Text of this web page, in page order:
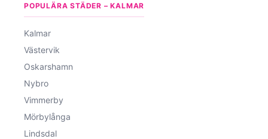
POPULÄRA STÄDER – KALMAR
Kalmar
Västervik
Oskarshamn
Nybro
Vimmerby
Mörbylånga
Lindsdal